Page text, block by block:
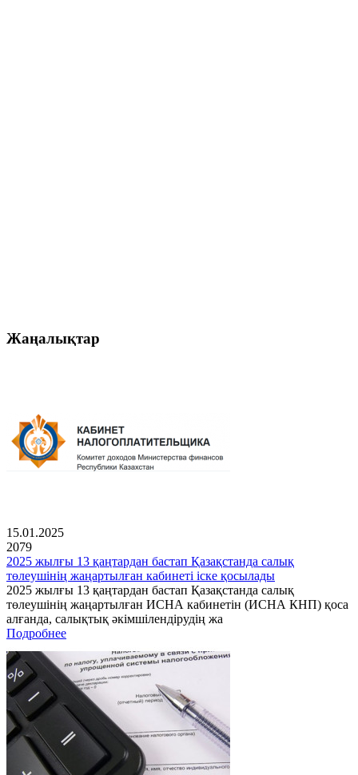
Жаңалықтар
15.01.2025
2079
2025 жылғы 13 қаңтардан бастап Қазақстанда салық
төлеушінің жаңартылған кабинеті іске қосылады
2025 жылғы 13 қаңтардан бастап Қазақстанда салық
төлеушінің жаңартылған ИСНА кабинетін (ИСНА КНП) қоса
алғанда, салықтық әкімшілендірудің жа
Подробнее